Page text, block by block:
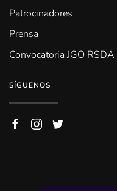
Patrocinadores
Prensa
Convocatoria JGO RSDA
SÍGUENOS